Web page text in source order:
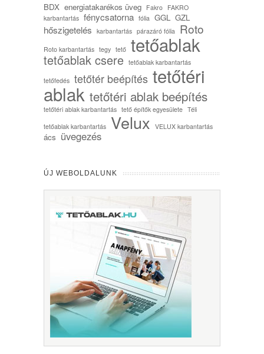
BDX energiatakarékos üveg Fakro FAKRO
karbantartás fénycsatorna fólia GGL GZL
hőszigetelés karbantartás párazáró fólia Roto
Roto karbantartás tegy tető tetőablak
tetőablak csere tetőablak karbantartás
tetőfedés tetőtér beépítés tetőtéri
ablak tetőtéri ablak beépítés
tetőtéri ablak karbantartás tető építők egyesülete Téli
tetőablak karbantartás Velux VELUX karbantartás
ács üvegezés
ÚJ WEBOLDALUNK